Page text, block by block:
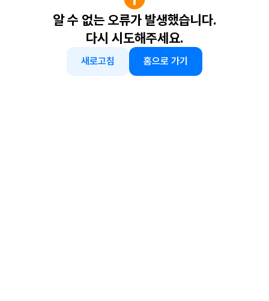
알 수 없는 오류가 발생했습니다.
다시 시도해주세요.
새로고침 홈으로 가기